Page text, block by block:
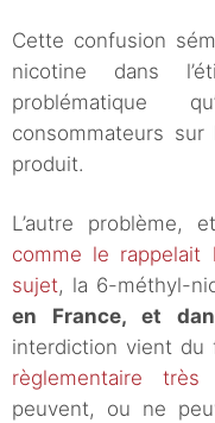
Cette confusion
nicotine dans
problématique
consommateurs
produit.
L’autre problème,
comme le rappelait
sujet, la 6-méthyl-
en France, et
interdiction vient du
règlementaire très
peuvent, ou ne